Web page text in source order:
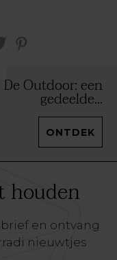
De Outdoor: een
gedeelde...
ONTDEK
houden
en ontvang
nieuwtjes